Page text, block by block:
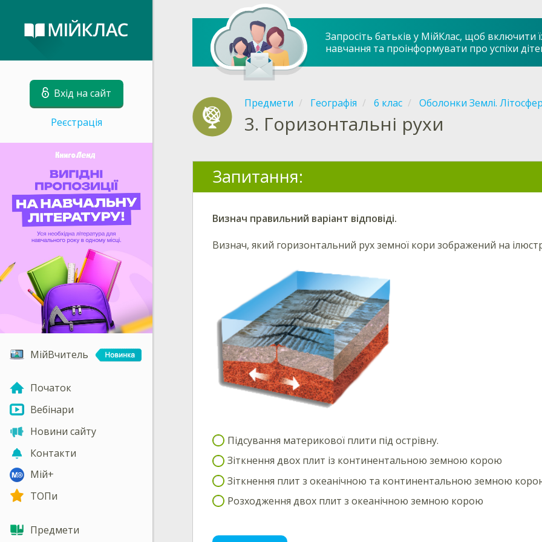
Вхід на сайт
Реєстрація
МійВчитель
Початок
Вебінари
Новини сайту
Контакти
Мій+
ТОПи
Предмети
Запросіть батьків у МійКлас, щоб включити
навчання та проінформувати про успіхи
Предмети Географія 6 клас Оболонки Землі.
3. Горизонтальні рухи
Запитання:
Визнач правильний варіант відповіді.
Визнач, який горизонтальний рух земної кори зображений на
Підсування материкової плити під острівну.
Зіткнення двох плит із континентальною земною корою
Зіткнення плит з океанічною та континентальною земною
Розходження двох плит з океанічною земною корою